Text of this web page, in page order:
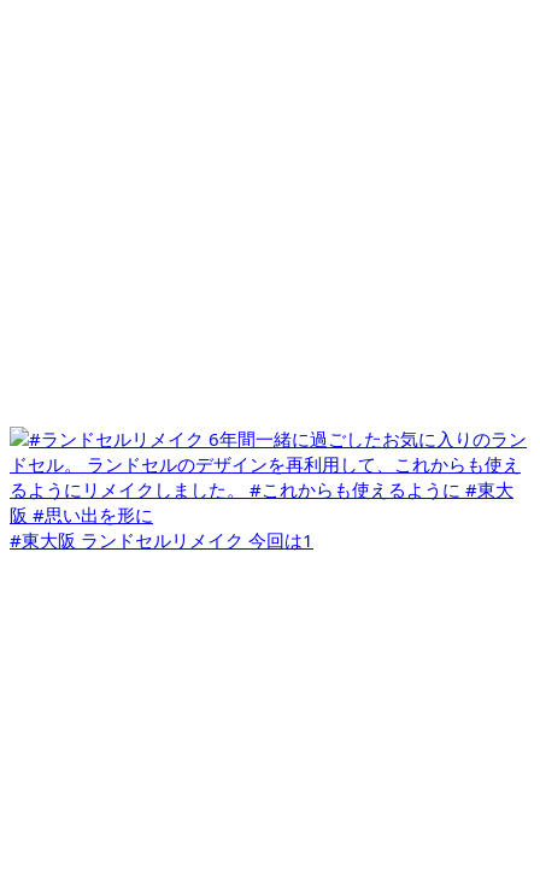
#東大阪 ランドセルリメイク 今回は1